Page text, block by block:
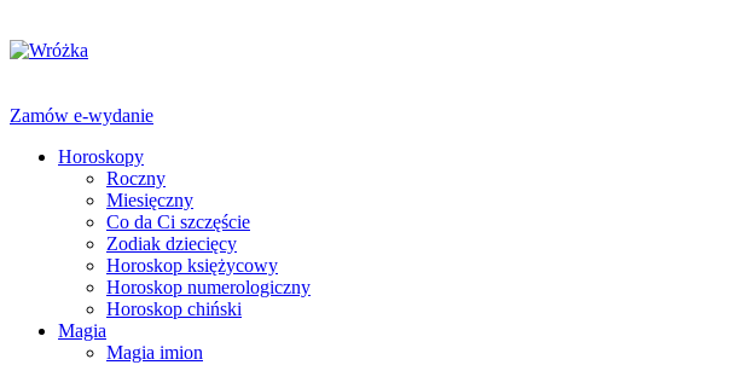
Zamów e-wydanie
Horoskopy
Roczny
Miesięczny
Co da Ci szczęście
Zodiak dziecięcy
Horoskop księżycowy
Horoskop numerologiczny
Horoskop chiński
Magia
Magia imion